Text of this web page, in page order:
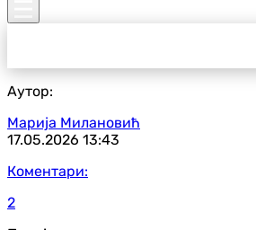
Аутор:
Марија Милановић
17.05.2026 13:43
Коментари:
2